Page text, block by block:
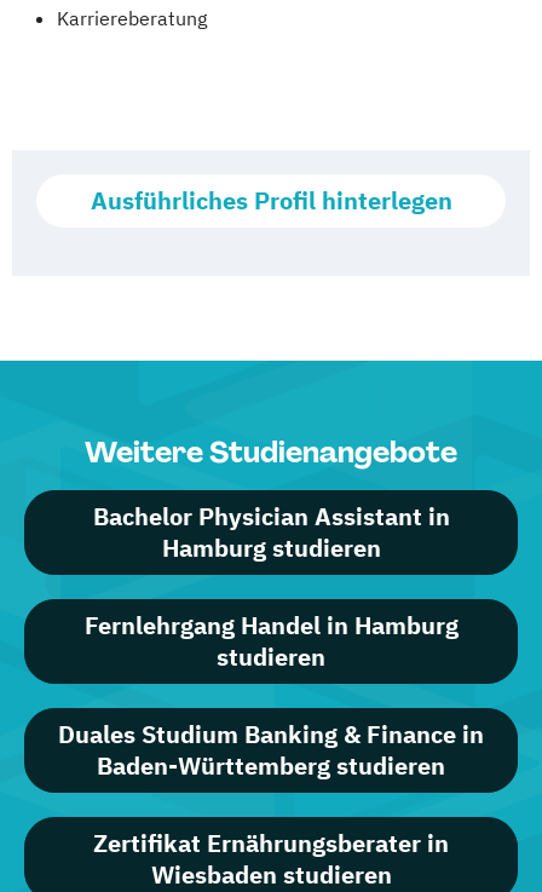
Karriereberatung
Ausführliches Profil hinterlegen
Weitere Studienangebote
Bachelor Physician Assistant in
Hamburg studieren
Fernlehrgang Handel in Hamburg
studieren
Duales Studium Banking & Finance in
Baden-Württemberg studieren
Zertifikat Ernährungsberater in
Wiesbaden studieren